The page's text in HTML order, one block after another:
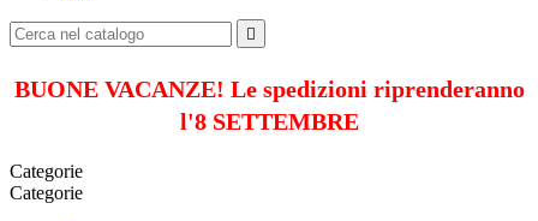

BUONE VACANZE! Le spedizioni riprenderanno
l'8 SETTEMBRE
Categorie
Categorie